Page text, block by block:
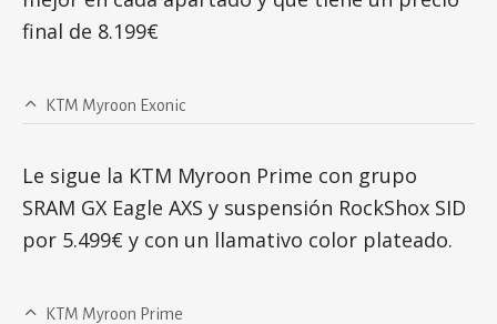
final de 8.199€
KTM Myroon Exonic
Le sigue la KTM Myroon Prime con grupo
SRAM GX Eagle AXS y suspensión RockShox SID
por 5.499€ y con un llamativo color plateado.
KTM Myroon Prime